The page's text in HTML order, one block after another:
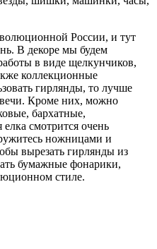
России, и тут
В декоре мы будем
в виде щелкунчиков,
коллекционные
гирлянды, то лучше
Кроме них, можно
бархатные,
смотрится очень
ножницами и
вырезать гирлянды из
бумажные фонарики,
стиле.